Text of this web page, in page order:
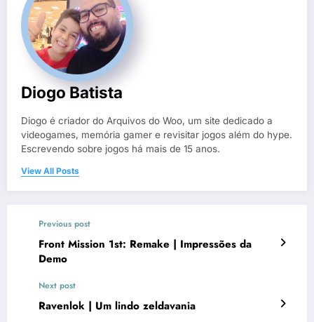
Diogo Batista
Diogo é criador do Arquivos do Woo, um site dedicado a
videogames, memória gamer e revisitar jogos além do hype.
Escrevendo sobre jogos há mais de 15 anos.
View All Posts
Previous post
Front Mission 1st: Remake | Impressões da
Demo
Next post
Ravenlok | Um lindo zeldavania